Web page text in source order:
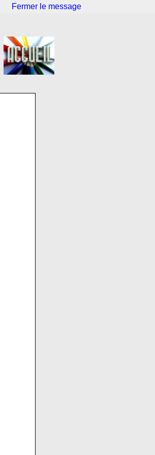
Fermer le message